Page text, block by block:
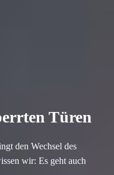
Türen
den Wechsel des
wir: Es geht auch